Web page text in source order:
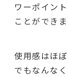
ワーポイン
ことができま
使用感はほ
でもなんな